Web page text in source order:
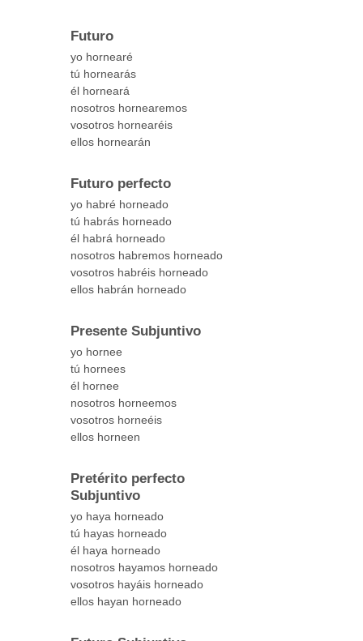
Futuro
yo hornearé
tú hornearás
él horneará
nosotros hornearemos
vosotros hornearéis
ellos hornearán
Futuro perfecto
yo habré horneado
tú habrás horneado
él habrá horneado
nosotros habremos horneado
vosotros habréis horneado
ellos habrán horneado
Presente Subjuntivo
yo hornee
tú hornees
él hornee
nosotros horneemos
vosotros horneéis
ellos horneen
Pretérito perfecto
Subjuntivo
yo haya horneado
tú hayas horneado
él haya horneado
nosotros hayamos horneado
vosotros hayáis horneado
ellos hayan horneado